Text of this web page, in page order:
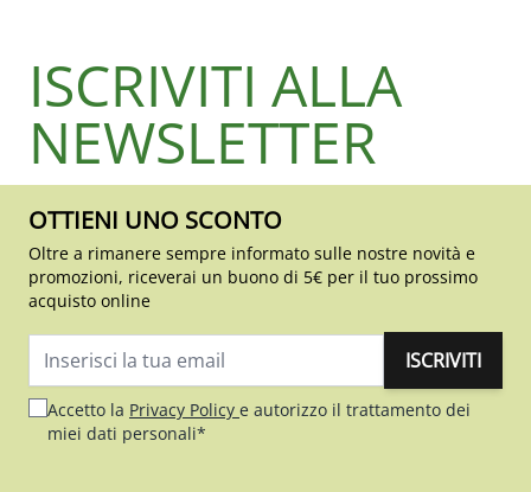
ISCRIVITI ALLA
NEWSLETTER
OTTIENI UNO SCONTO
Oltre a rimanere sempre informato sulle nostre novità e
promozioni, riceverai un buono di 5€ per il tuo prossimo
acquisto online
ISCRIVITI
Accetto la Privacy Policy e autorizzo il trattamento dei
miei dati personali*